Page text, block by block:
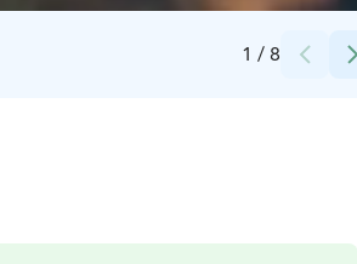
1 / 8